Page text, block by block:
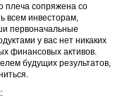
плеча сопряжена со
всем инвесторам,
первоначальные
у вас нет никаких
финансовых активов.
будущих результатов,